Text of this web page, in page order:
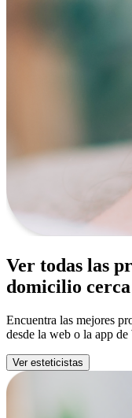
Ver todas las
domicilio
Encuentra las mejores
desde la web o la app de
Ver esteticistas